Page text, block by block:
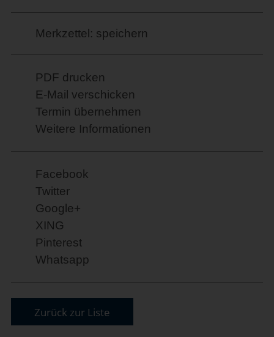
Merkzettel: speichern
PDF drucken
E-Mail verschicken
Termin übernehmen
Weitere Informationen
Facebook
Twitter
Google+
XING
Pinterest
Whatsapp
Zurück zur Liste